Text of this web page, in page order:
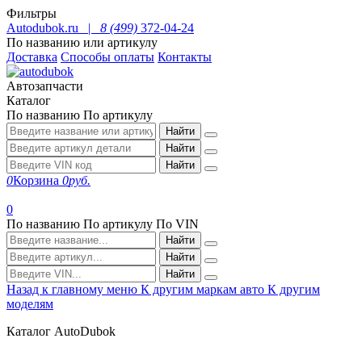
Фильтры
Autodubok.ru |
8 (499) 372-04-24
По названию или артикулу
Доставка Способы оплаты Контакты
Автозапчасти
Каталог
По названию По артикулу
Найти
Найти
Найти
0Корзина 0руб.
0
По названию По артикулу По VIN
Найти
Найти
Найти
Назад к главному меню К другим маркам авто К другим
моделям
Каталог AutoDubok